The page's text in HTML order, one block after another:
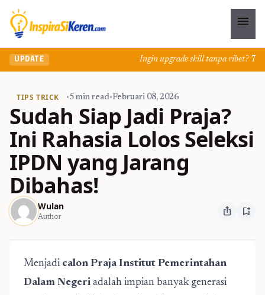
menu
UPDATE Ingin upgrade skill tanpa ribet?
TIPS TRICK •5 min read•Februari 08, 2026
Sudah Siap Jadi Praja?
Ini Rahasia Lolos Seleksi
IPDN yang Jarang
Dibahas!
Wulan
Author ios_share bookmark_add
Menjadi calon Praja Institut Pemerintahan
Dalam Negeri adalah impian banyak generasi